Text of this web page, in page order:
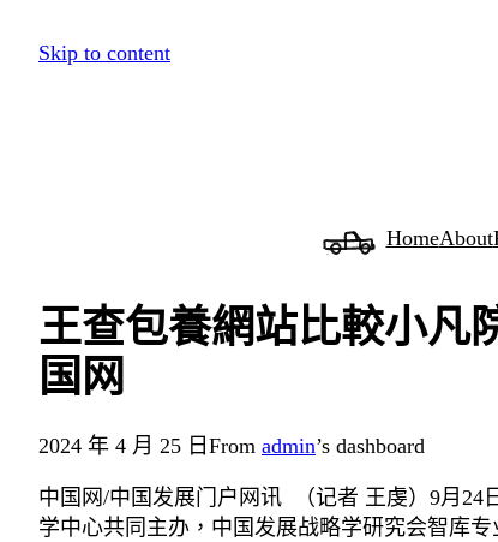
跳
Skip to content
HomeAbout
王查包養網站比較小凡
国网
2024 年 4 月 25 日 From admin’s dashboard
中国网/中国发展门户网讯 （记者 王虔）9月24
学中心共同主办，中国发展战略学研究会智库